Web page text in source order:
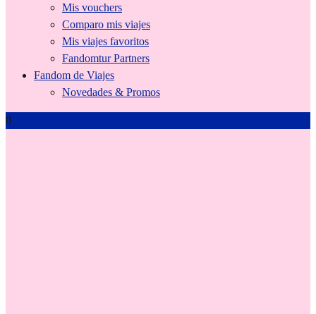
Mis vouchers
Comparo mis viajes
Mis viajes favoritos
Fandomtur Partners
Fandom de Viajes
Novedades & Promos
0